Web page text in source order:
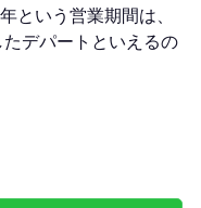
という営業期間は、
デパートといえるの